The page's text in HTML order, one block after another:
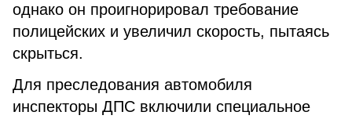
однако он проигнорировал требование
полицейских и увеличил скорость, пытаясь
скрыться.
Для преследования автомобиля
инспекторы ДПС включили специальное